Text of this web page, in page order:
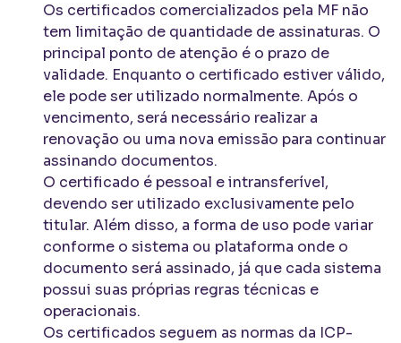
Os certificados comercializados pela MF não
tem limitação de quantidade de assinaturas. O
principal ponto de atenção é o prazo de
validade. Enquanto o certificado estiver válido,
ele pode ser utilizado normalmente. Após o
vencimento, será necessário realizar a
renovação ou uma nova emissão para continuar
assinando documentos.
O certificado é pessoal e intransferível,
devendo ser utilizado exclusivamente pelo
titular. Além disso, a forma de uso pode variar
conforme o sistema ou plataforma onde o
documento será assinado, já que cada sistema
possui suas próprias regras técnicas e
operacionais.
Os certificados seguem as normas da ICP-